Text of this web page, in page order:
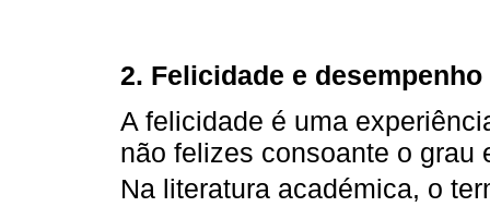
2. Felicidade e desempenho
A felicidade é uma
não felizes consoante o grau
Na literatura académica, o